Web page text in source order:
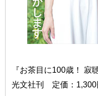
『お茶目に100歳！
光文社刊 定価：1,300